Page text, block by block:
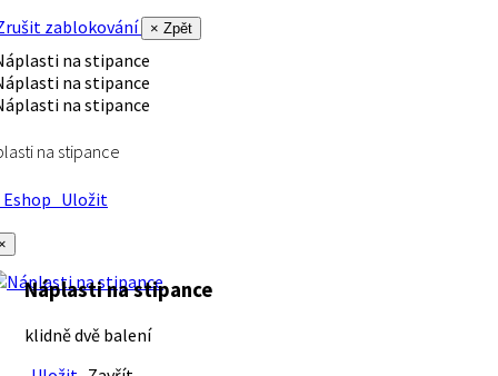
zablokování
× Zpět
na stipance
Uložit
Náplasti na stipance
klidně dvě balení